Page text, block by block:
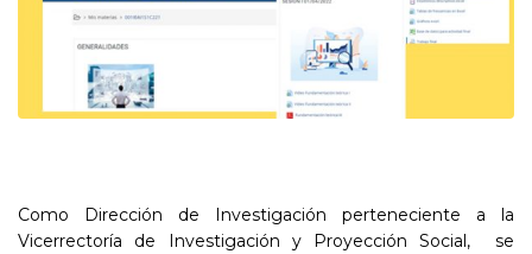
Como Dirección de Investigación perteneciente a la
Vicerrectoría de Investigación y Proyección Social, se